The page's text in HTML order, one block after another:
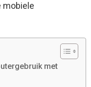
mobiele
met